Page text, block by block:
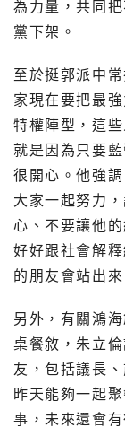
為力量，共同
黨下架。
至於挺郭派中
家現在要把最
特權陣型，這
就是因為只要
很開心。他強
大家一起努力
心、不要讓他
好好跟社會解
的朋友會站出
另外，有關鴻
桌餐敘，朱立
友，包括議長
昨天能夠一起
事，未來還會